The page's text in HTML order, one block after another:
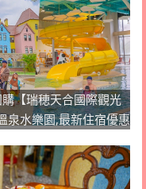
【瑞穂天合國際觀光
泉水樂園,最新住宿優惠